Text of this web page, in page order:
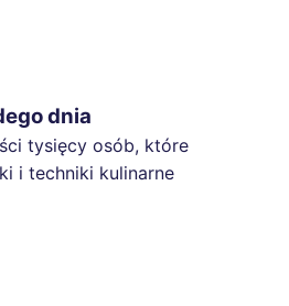
dnia
tysięcy osób, które
i techniki kulinarne